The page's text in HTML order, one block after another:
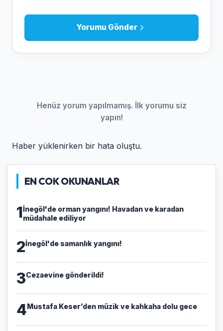
Yorumu Gönder
Henüz yorum yapılmamış. İlk yorumu siz
yapın!
Haber yüklenirken bir hata oluştu.
EN COK OKUNANLAR
1İnegöl'de orman yangını! Havadan ve karadan
müdahale ediliyor
2İnegöl'de samanlık yangını!
3Cezaevine gönderildi!
4Mustafa Keser’den müzik ve kahkaha dolu gece